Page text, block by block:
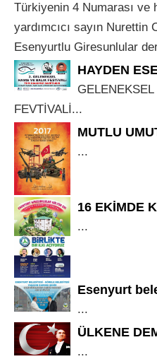
Türkiyenin 4 Numarası ve
yardımcıcı sayın
Esenyurtlu Giresunlular
HAYDEN
FEVTİVALİ...
MUTLU
...
16 EKİMDE
...
Esenyurt
...
ÜLKENE
...